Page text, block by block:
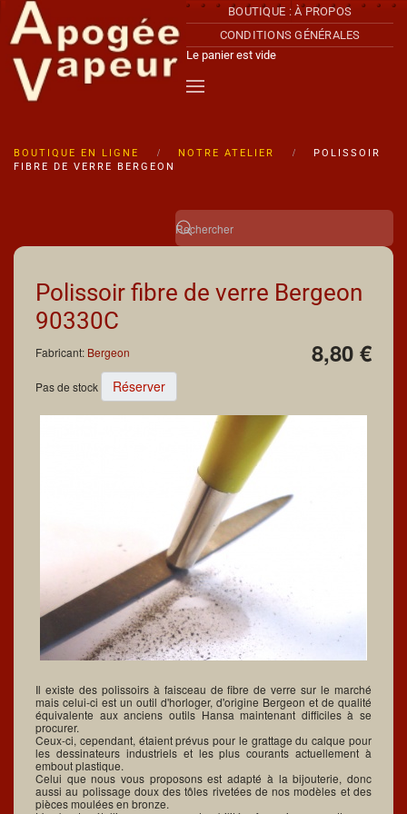
Accéder au contenu principal
BOUTIQUE : À PROPOS
CONDITIONS GÉNÉRALES
Le panier est vide
BOUTIQUE EN LIGNE NOTRE ATELIER
POLISSOIR
FIBRE DE VERRE BERGEON
Polissoir fibre de verre Bergeon
90330C
8,80 €
Fabricant: Bergeon
Pas de stock Réserver
Il existe des polissoirs à faisceau de fibre de verre sur le marché
mais celui-ci est un outil d'horloger, d'origine Bergeon et de qualité
équivalente aux anciens outils Hansa maintenant difficiles à se
procurer.
Ceux-ci, cependant, étaient prévus pour le grattage du calque pour
les dessinateurs industriels et les plus courants actuellement à
embout plastique.
Celui que nous vous proposons est adapté à la bijouterie, donc
aussi au polissage doux des tôles rivetées de nos modèles et des
pièces moulées en bronze.